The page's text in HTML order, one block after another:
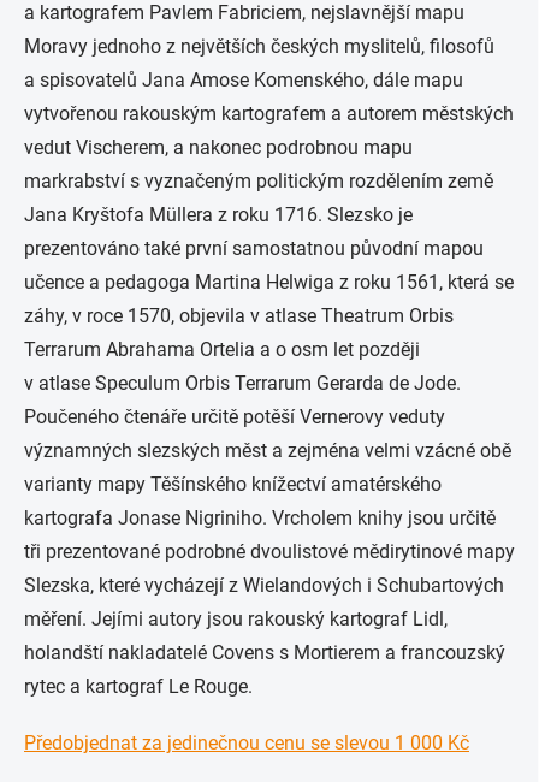
a kartografem Pavlem Fabriciem, nejslavnější mapu
Moravy jednoho z největších českých myslitelů, filosofů
a spisovatelů Jana Amose Komenského, dále mapu
vytvořenou rakouským kartografem a autorem městských
vedut Vischerem, a nakonec podrobnou mapu
markrabství s vyznačeným politickým rozdělením země
Jana Kryštofa Müllera z roku 1716. Slezsko je
prezentováno také první samostatnou původní mapou
učence a pedagoga Martina Helwiga z roku 1561, která se
záhy, v roce 1570, objevila v atlase Theatrum Orbis
Terrarum Abrahama Ortelia a o osm let později
v atlase Speculum Orbis Terrarum Gerarda de Jode.
Poučeného čtenáře určitě potěší Vernerovy veduty
významných slezských měst a zejména velmi vzácné obě
varianty mapy Těšínského knížectví amatérského
kartografa Jonase Nigriniho. Vrcholem knihy jsou určitě
tři prezentované podrobné dvoulistové mědirytinové mapy
Slezska, které vycházejí z Wielandových i Schubartových
měření. Jejími autory jsou rakouský kartograf Lidl,
holandští nakladatelé Covens s Mortierem a francouzský
rytec a kartograf Le Rouge.
Předobjednat za jedinečnou cenu se slevou 1 000 Kč